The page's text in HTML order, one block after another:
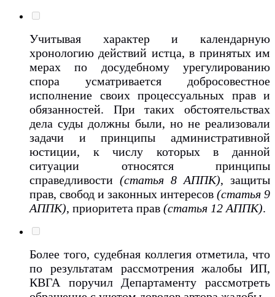
Учитывая характер и календарную
хронологию действий истца, в принятых им
мерах по досудебному урегулированию
спора усматривается добросовестное
исполнение своих процессуальных прав и
обязанностей. При таких обстоятельствах
дела суды должны были, но не реализовали
задачи и принципы административной
юстиции, к числу которых в данной
ситуации относятся принципы
справедливости (статья 8 АППК), защиты
прав, свобод и законных интересов (статья 9
АППК), приоритета прав (статья 12 АППК).
Более того, судебная коллегия отметила, что
по результатам рассмотрения жалобы ИП,
КВГА поручил Департаменту рассмотреть